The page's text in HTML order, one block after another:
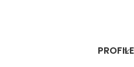
PROFILE